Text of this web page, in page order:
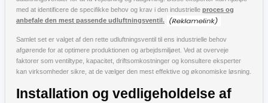
med at identificere de specifikke behov og krav i den industrielle proces og
anbefale den mest passende udluftningsventil.
Samlet set er valget af den rette udluftningsventil til ens industrielle behov
afgørende for at optimere produktionen og arbejdsmiljøet. Ved at overveje
faktorer som ventiltype, kapacitet, driftsomkostninger og konsultere eksperter
kan virksomheder sikre, at de vælger den mest effektive og økonomiske løsning.
Installation og vedligeholdelse af